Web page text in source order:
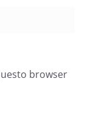
browser